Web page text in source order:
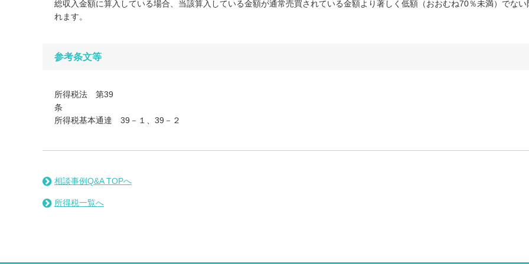
総収入金額に算入している場合、当該算入している金額が通常売買されている金額より著しく低額（おおむね70％未満）でない
れます。
参考条文等
所得税法 第39
所得税基本通達 39－１、39－２
相談事例Q&A TOPへ
所得税一覧へ